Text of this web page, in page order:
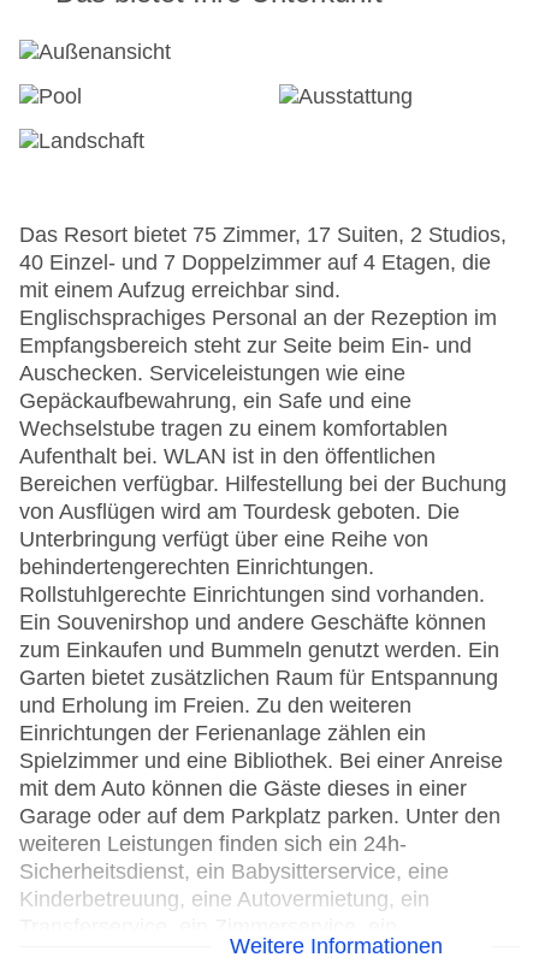
Das Resort bietet 75 Zimmer, 17 Suiten, 2 Studios,
40 Einzel- und 7 Doppelzimmer auf 4 Etagen, die
mit einem Aufzug erreichbar sind.
Englischsprachiges Personal an der Rezeption im
Empfangsbereich steht zur Seite beim Ein- und
Auschecken. Serviceleistungen wie eine
Gepäckaufbewahrung, ein Safe und eine
Wechselstube tragen zu einem komfortablen
Aufenthalt bei. WLAN ist in den öffentlichen
Bereichen verfügbar. Hilfestellung bei der Buchung
von Ausflügen wird am Tourdesk geboten. Die
Unterbringung verfügt über eine Reihe von
behindertengerechten Einrichtungen.
Rollstuhlgerechte Einrichtungen sind vorhanden.
Ein Souvenirshop und andere Geschäfte können
zum Einkaufen und Bummeln genutzt werden. Ein
Garten bietet zusätzlichen Raum für Entspannung
und Erholung im Freien. Zu den weiteren
Einrichtungen der Ferienanlage zählen ein
Spielzimmer und eine Bibliothek. Bei einer Anreise
mit dem Auto können die Gäste dieses in einer
Garage oder auf dem Parkplatz parken. Unter den
weiteren Leistungen finden sich ein 24h-
Sicherheitsdienst, ein Babysitterservice, eine
Kinderbetreuung, eine Autovermietung, ein
Weckdienst, ein Wäscheservice, ein Friseur, eine
Weitere Informationen